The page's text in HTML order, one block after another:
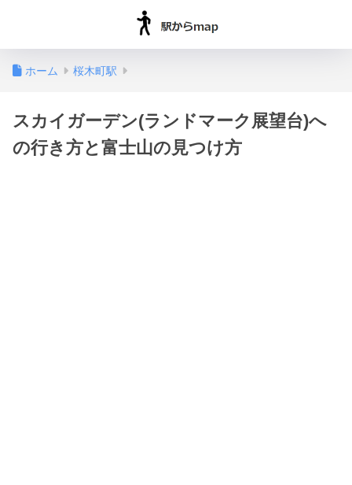
ホーム 桜木町駅
スカイガーデン(ランドマーク展望台)へ
の行き方と富士山の見つけ方